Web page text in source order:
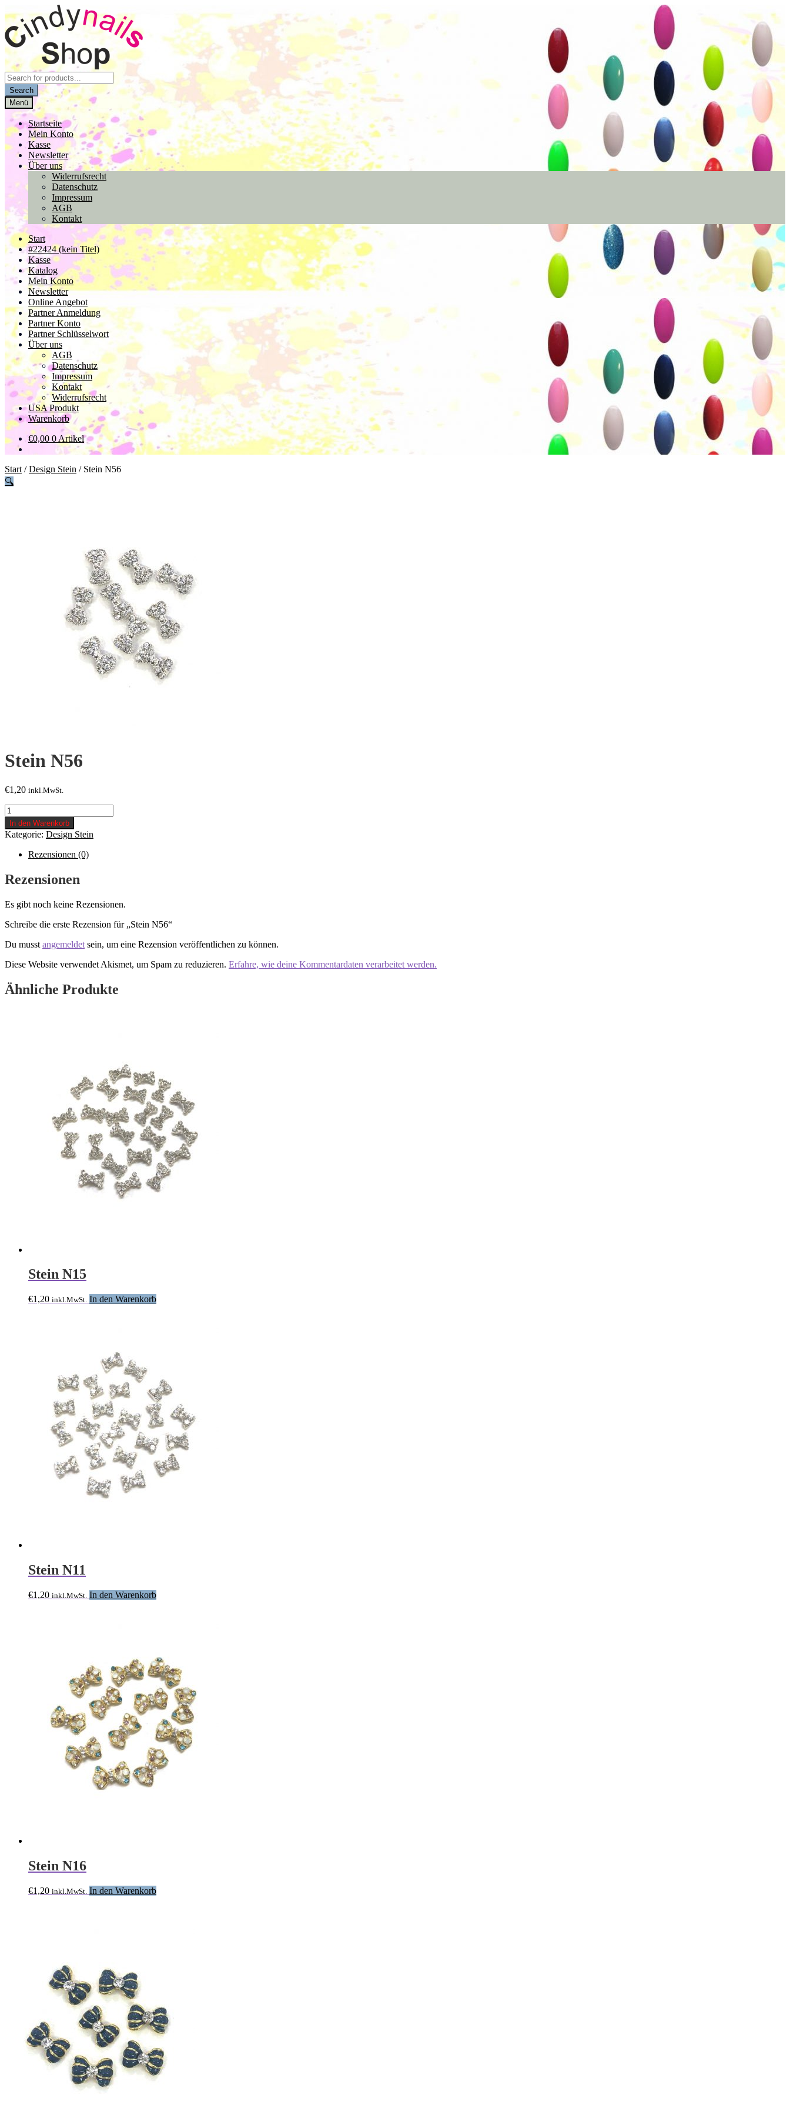
Navigation
springen
Inhalt
springen
Products
search
Search
Menü
Startseite
Mein Konto
Kasse
Newsletter
Über uns
Widerrufsrecht
Datenschutz
Impressum
AGB
Kontakt
Start
#22424 (kein Titel)
Kasse
Katalog
Mein Konto
Newsletter
Online Angebot
Partner Anmeldung
Partner Konto
Partner Schlüsselwort
Über uns
AGB
Datenschutz
Impressum
Kontakt
Widerrufsrecht
USA Produkt
Warenkorb
€0,00 0 Artikel
Start /Design Stein / Stein N56
🔍
Stein N56
€1,20 inkl.MwSt.
Stein
N56
Menge
In den Warenkorb
Kategorie: Design Stein
Rezensionen (0)
Rezensionen
Es gibt noch keine Rezensionen.
Schreibe die erste Rezension für „Stein N56“
Du musst angemeldet sein, um eine Rezension veröffentlichen zu können.
Diese Website verwendet Akismet, um Spam zu reduzieren. Erfahre, wie deine Kommentardaten verarbeitet werden.
Ähnliche Produkte
Stein N15
€1,20 inkl.MwSt. In den Warenkorb
Stein N11
€1,20 inkl.MwSt. In den Warenkorb
Stein N16
€1,20 inkl.MwSt. In den Warenkorb